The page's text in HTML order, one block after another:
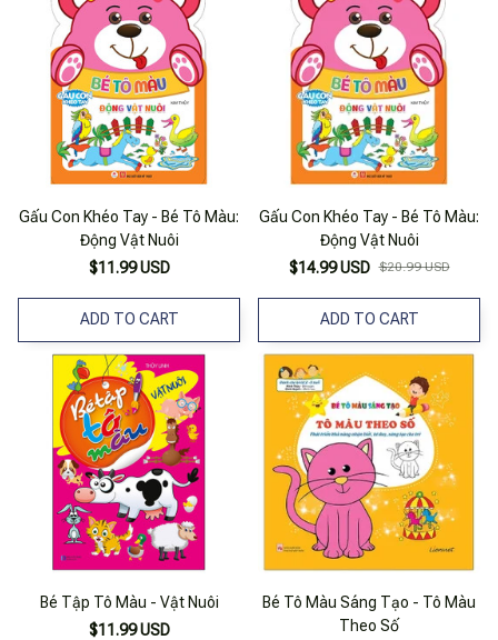
Gấu Con Khéo Tay - Bé Tô Màu:
Động Vật Nuôi
$11.99 USD
ADD TO CART
Gấu Con Khéo Tay - Bé Tô Màu:
Động Vật Nuôi
$14.99 USD $20.99 USD
ADD TO CART
Bé Tập Tô Màu - Vật Nuôi
$11.99 USD
Bé Tô Màu Sáng Tạo - Tô Màu
Theo Số